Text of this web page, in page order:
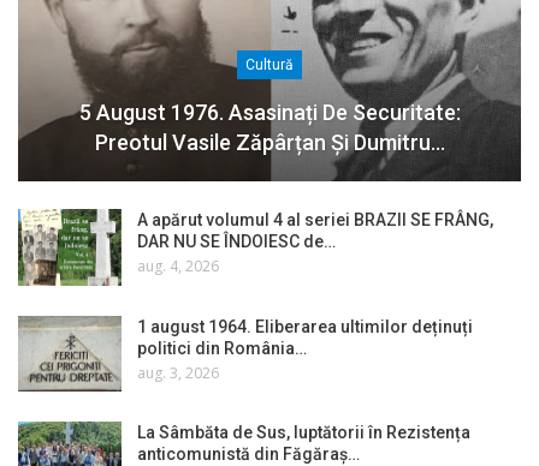
Cultură
5 August 1976. Asasinați De Securitate:
Preotul Vasile Zăpârțan Și Dumitru…
A apărut volumul 4 al seriei BRAZII SE FRÂNG,
DAR NU SE ÎNDOIESC de…
aug. 4, 2026
1 august 1964. Eliberarea ultimilor deținuți
politici din România…
aug. 3, 2026
La Sâmbăta de Sus, luptătorii în Rezistența
anticomunistă din Făgăraș…